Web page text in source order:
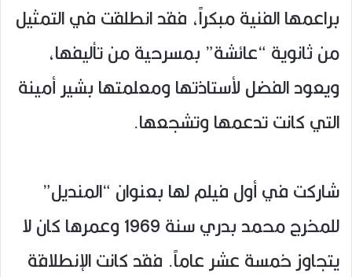
براعمها الفنية مبكراً، فقد انطلقت في التمثيل
من ثانوية “عائشة” بمسرحية من تأليفها،
ويعود الفضل لأستاذتها ومعلمتها بشير أمينة
التي كانت تدعمها وتشجعها.
شاركت في أول فيلم لها بعنوان “المنديل”
للمخرج محمد بدري سنة 1969 وعمرها كان لا
يتجاوز خمسة عشر عاماً. فقد كانت الإنطلاقة